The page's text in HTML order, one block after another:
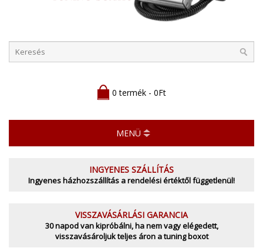
0 termék - 0Ft
MENÜ
INGYENES SZÁLLÍTÁS
Ingyenes házhozszállítás a rendelési értéktől függetlenül!
VISSZAVÁSÁRLÁSI GARANCIA
30 napod van kipróbálni, ha nem vagy elégedett,
visszavásároljuk teljes áron a tuning boxot